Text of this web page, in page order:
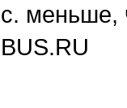
меньше,